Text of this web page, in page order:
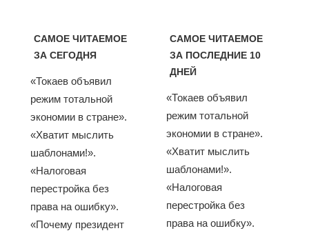
САМОЕ ЧИТАЕМОЕ
ЗА СЕГОДНЯ
«Токаев объявил
режим тотальной
экономии в стране».
«Хватит мыслить
шаблонами!».
«Налоговая
перестройка без
права на ошибку».
«Почему президент
САМОЕ ЧИТАЕМОЕ
ЗА ПОСЛЕДНИЕ 10
ДНЕЙ
«Токаев объявил
режим тотальной
экономии в стране».
«Хватит мыслить
шаблонами!».
«Налоговая
перестройка без
права на ошибку».